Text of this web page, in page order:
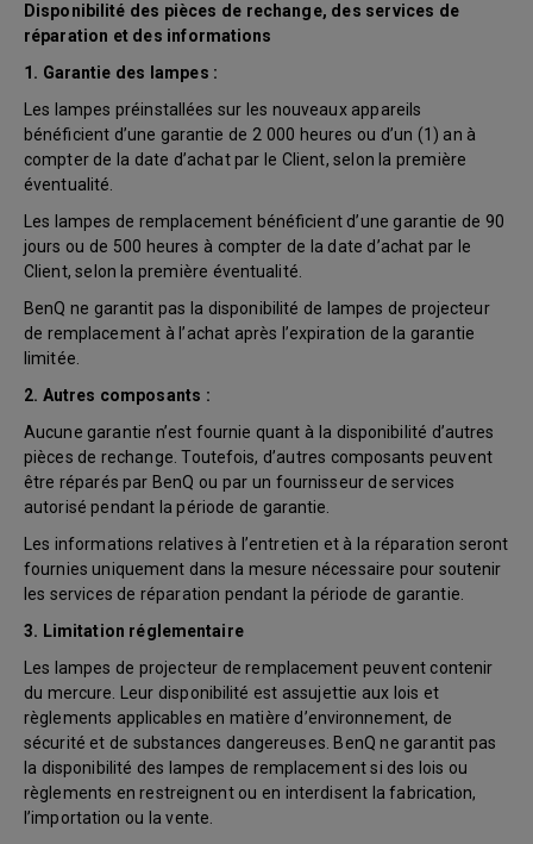
Disponibilité des pièces de rechange, des services de
réparation et des informations
1. Garantie des lampes :
Les lampes préinstallées sur les nouveaux appareils
bénéficient d’une garantie de 2 000 heures ou d’un (1) an à
compter de la date d’achat par le Client, selon la première
éventualité.
Les lampes de remplacement bénéficient d’une garantie de 90
jours ou de 500 heures à compter de la date d’achat par le
Client, selon la première éventualité.
BenQ ne garantit pas la disponibilité de lampes de projecteur
de remplacement à l’achat après l’expiration de la garantie
limitée.
2. Autres composants :
Aucune garantie n’est fournie quant à la disponibilité d’autres
pièces de rechange. Toutefois, d’autres composants peuvent
être réparés par BenQ ou par un fournisseur de services
autorisé pendant la période de garantie.
Les informations relatives à l’entretien et à la réparation seront
fournies uniquement dans la mesure nécessaire pour soutenir
les services de réparation pendant la période de garantie.
3. Limitation réglementaire
Les lampes de projecteur de remplacement peuvent contenir
du mercure. Leur disponibilité est assujettie aux lois et
règlements applicables en matière d’environnement, de
sécurité et de substances dangereuses. BenQ ne garantit pas
la disponibilité des lampes de remplacement si des lois ou
règlements en restreignent ou en interdisent la fabrication,
l’importation ou la vente.